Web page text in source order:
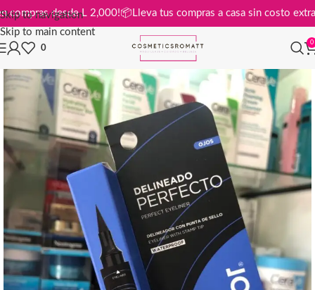
Skip to navigation
Skip to main content
en compras desde L 2,000! 📦Lleva tus compras a casa sin costo
0
0